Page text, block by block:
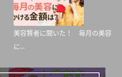
美容賢者に聞いた！ 毎月の美容
に...